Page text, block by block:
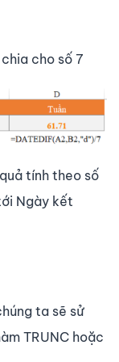
cho số 7
tính theo số
Ngày kết
ta sẽ sử
TRUNC hoặc